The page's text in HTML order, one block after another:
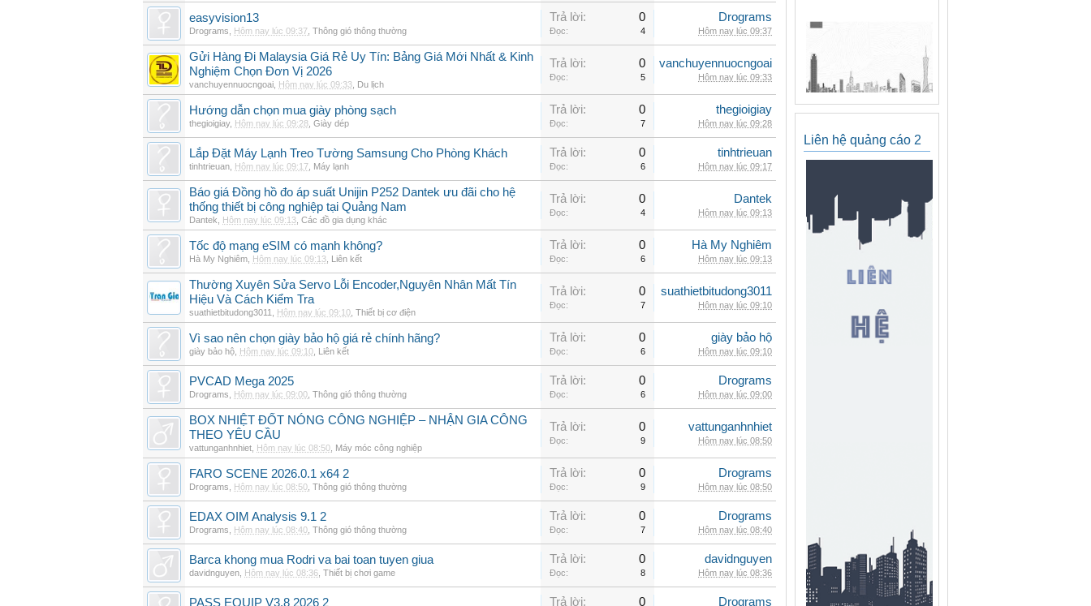
easyvision13
Drograms Hôm nay lúc 09:37 Thông gió thông thường
Trả lời: 0
Đọc: 4
Drograms
Hôm nay lúc 09:37
Gửi Hàng Đi Malaysia Giá Rẻ Uy Tín: Bảng Giá Mới Nhất & Kinh
Nghiệm Chọn Đơn Vị 2026
vanchuyennuocngoai Hôm nay lúc 09:33 Du lịch
Trả lời: 0
Đọc: 5
vanchuyennuocngoai
Hôm nay lúc 09:33
Hướng dẫn chọn mua giày phòng sạch
thegioigiay, Hôm nay lúc 09:28 Giày dép
Trả lời: 0
Đọc: 7
thegioigiay
Hôm nay lúc 09:28
Lắp Đặt Máy Lạnh Treo Tường Samsung Cho Phòng Khách
tinhtrieuan Hôm nay lúc 09:17 Máy lạnh
Trả lời: 0
Đọc: 6
tinhtrieuan
Hôm nay lúc 09:17
Báo giá Đồng hồ đo áp suất Unijin P252 Dantek ưu đãi cho hệ
thống thiết bị công nghiệp tại Quảng Nam
Dantek Hôm nay lúc 09:13 Các đồ gia dụng khác
Trả lời: 0
Đọc: 4
Dantek
Hôm nay lúc 09:13
Tốc độ mạng eSIM có mạnh không?
Hà My Nghiêm Hôm nay lúc 09:13 Liên kết
Trả lời: 0
Đọc: 6
Hà My Nghiêm
Hôm nay lúc 09:13
Thường Xuyên Sửa Servo Lỗi Encoder,Nguyên Nhân Mất Tín
Hiệu Và Cách Kiểm Tra
suathietbitudong3011 Hôm nay lúc 09:10 Thiết bị cơ điện
Trả lời: 0
Đọc: 7
suathietbitudong3011
Hôm nay lúc 09:10
Vì sao nên chọn giày bảo hộ giá rẻ chính hãng?
giày bảo hộ Hôm nay lúc 09:10 Liên kết
Trả lời: 0
Đọc: 6
giày bảo hộ
Hôm nay lúc 09:10
PVCAD Mega 2025
Drograms Hôm nay lúc 09:00 Thông gió thông thường
Trả lời: 0
Đọc: 6
Drograms
Hôm nay lúc 09:00
BOX NHIỆT ĐỐT NÓNG CÔNG NGHIỆP – NHẬN GIA CÔNG
THEO YÊU CẦU
vattunganhnhiet Hôm nay lúc 08:50 Máy móc công nghiệp
Trả lời: 0
Đọc: 9
vattunganhnhiet
Hôm nay lúc 08:50
FARO SCENE 2026.0.1 x64 2
Drograms Hôm nay lúc 08:50 Thông gió thông thường
Trả lời: 0
Đọc: 9
Drograms
Hôm nay lúc 08:50
EDAX OIM Analysis 9.1 2
Drograms Hôm nay lúc 08:40 Thông gió thông thường
Trả lời: 0
Đọc: 7
Drograms
Hôm nay lúc 08:40
Barca khong mua Rodri va bai toan tuyen giua
davidnguyen Hôm nay lúc 08:36 Thiết bị chơi game
Trả lời: 0
Đọc: 8
davidnguyen
Hôm nay lúc 08:36
PASS EQUIP V3.8 2026 2 Trả lời: 0 Drograms
Liên hệ quảng cáo 2